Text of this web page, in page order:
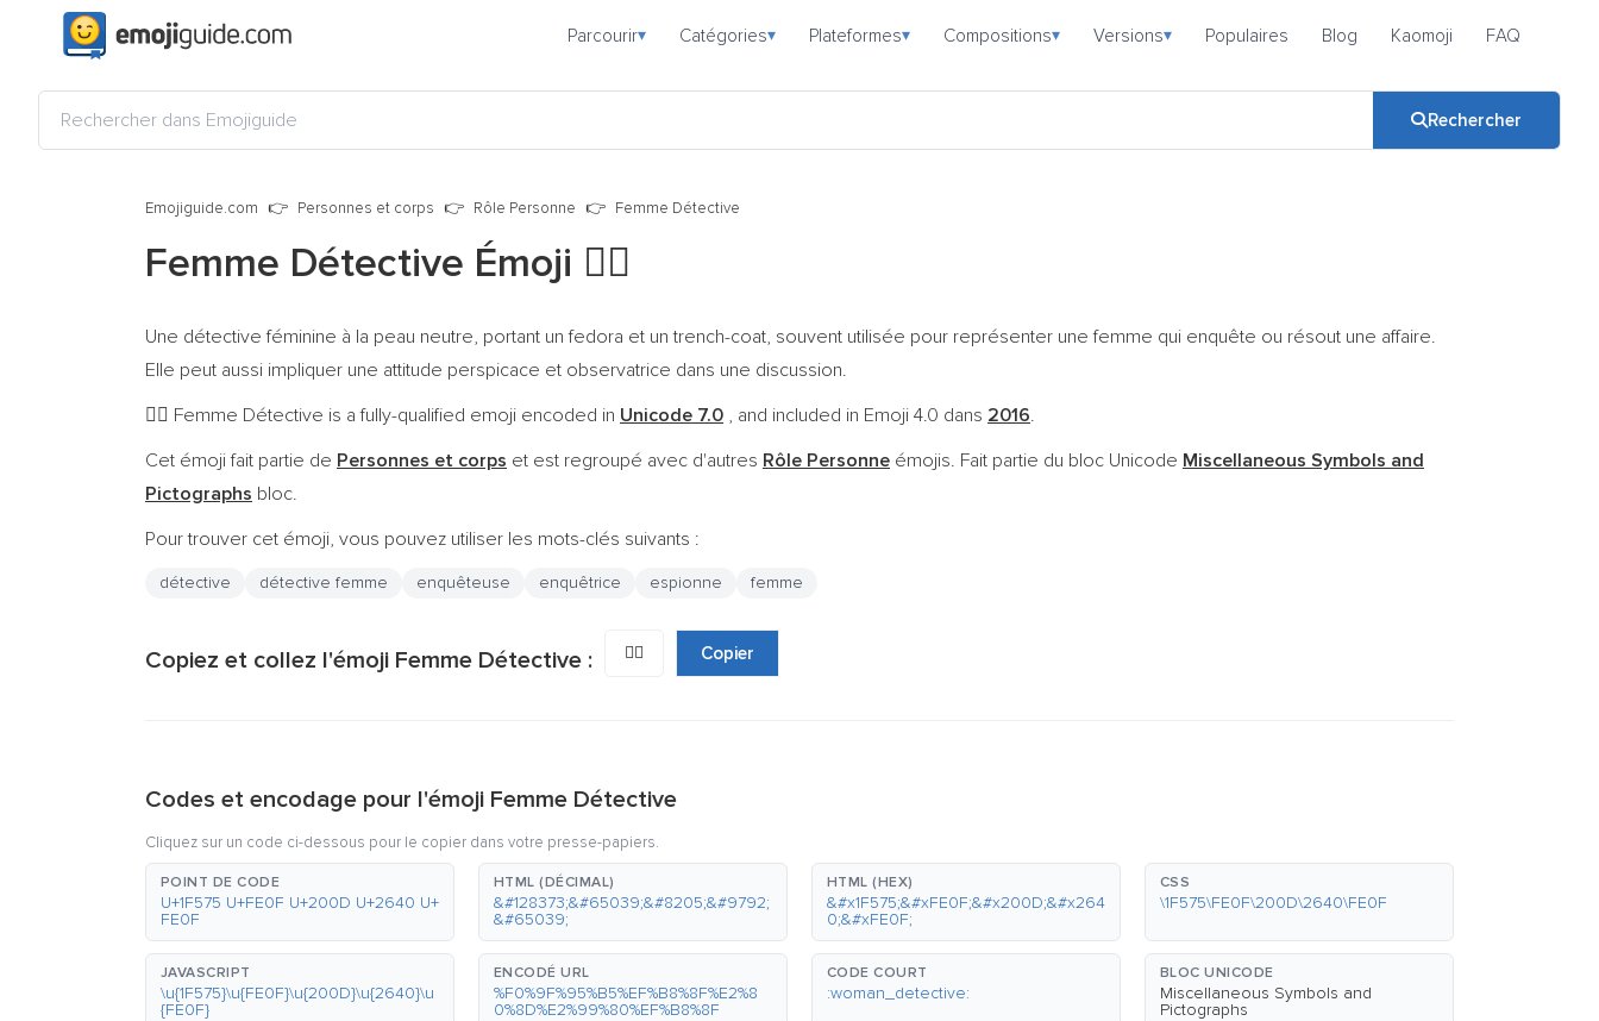
Parcourir▾ Catégories▾ Plateformes▾ Compositions▾ Versions▾ Populaires Blog Kaomoji FAQ
Rechercher
Emojiguide.com Personnes et corps Rôle Personne Femme Détective
Femme Détective Émoji 🕵️‍♀️
Une détective féminine à la peau neutre, portant un fedora et un trench-coat, souvent utilisée pour représenter une femme qui enquête ou résout une affaire.
Elle peut aussi impliquer une attitude perspicace et observatrice dans une discussion.
🕵️‍♀️ Femme Détective is a fully-qualified emoji encoded in Unicode 7.0 , and included in Emoji 4.0 dans 2016.
Cet émoji fait partie de Personnes et corps et est regroupé avec d'autres Rôle Personne émojis. Fait partie du bloc Unicode Miscellaneous Symbols and
Pictographs bloc.
Pour trouver cet émoji, vous pouvez utiliser les mots-clés suivants :
détective détective femme enquêteuse enquêtrice espionne femme
Copiez et collez l'émoji Femme Détective : 🕵️‍♀️ Copier
Codes et encodage pour l'émoji Femme Détective
Cliquez sur un code ci-dessous pour le copier dans votre presse-papiers.
POINT DE CODE
U+1F575 U+FE0F U+200D U+2640 U+
FE0F
HTML (DÉCIMAL)
&#128373;&#65039;&#8205;&#9792;
&#65039;
HTML (HEX)
&#x1F575;&#xFE0F;&#x200D;&#x264
0;&#xFE0F;
CSS
\1F575\FE0F\200D\2640\FE0F
JAVASCRIPT
\u{1F575}\u{FE0F}\u{200D}\u{2640}\u
{FE0F}
ENCODÉ URL
%F0%9F%95%B5%EF%B8%8F%E2%8
0%8D%E2%99%80%EF%B8%8F
CODE COURT
:woman_detective:
BLOC UNICODE
Miscellaneous Symbols and
Pictographs